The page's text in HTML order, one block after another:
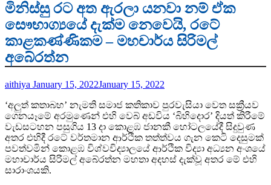
මිනිස්සු රට අත ඇරලා යනවා නම් ඒක
සෞභාග්‍යයේ දැක්ම නෙවෙයි, රටේ
කාළකණ්ණිකම – මහචාර්ය සිරිමල්
අබේරත්න
aithiya January 15, 2022January 15, 2022
‘අලුත් කතාබහ’ නැමති සමාජ කතිකාව පුරවැසියා වෙත සක්‍රීයව
ගෙනයෑමේ අරමුණෙන් එහි වෙබ් අඩවිය ‘බිහිදොර’ දියත් කිරීමේ
වැඩසටහන පසුගිය 13 දා කොළඹ ජානකී හෝටලයේදී සිදුවුණ
අතර එහිදී රටේ වර්තමාන ආර්ථික තත්ත්වය ගැන කෙටි දෙසුමක්
පවත්වමින් කොළඹ විශ්වවිද්‍යාලයේ ආර්ථික විද්‍යා අධ්‍යන අංශයේ
මහාචාර්ය සිරිමල් අබේරත්න මහතා අදහස් දැක්වූ අතර මේ එහි
සාරාංශයකි.